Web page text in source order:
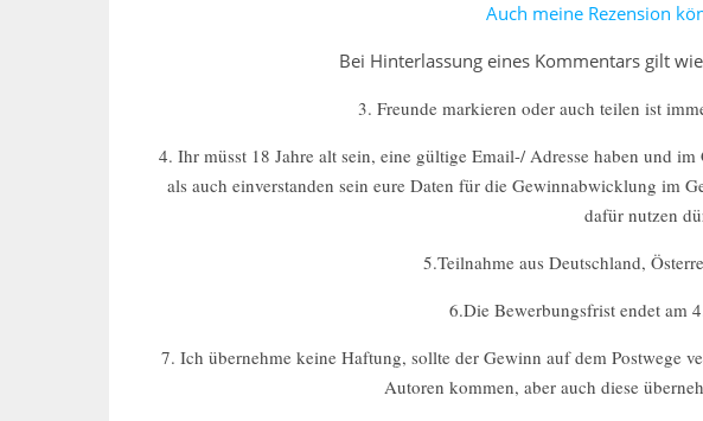
Auch meine Rezension
Bei Hinterlassung eines Kommentars gilt
3. Freunde markieren oder auch teilen ist
4. Ihr müsst 18 Jahre alt sein, eine gültige Email-/ Adresse haben und
als auch einverstanden sein eure Daten für die Gewinnabwicklung im
dafür nutzen
5.Teilnahme aus Deutschland,
6.Die Bewerbungsfrist endet am
7. Ich übernehme keine Haftung, sollte der Gewinn auf dem Postwege
Autoren kommen, aber auch diese